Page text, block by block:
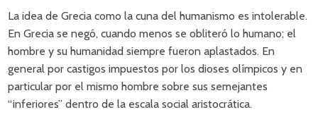
La idea de Grecia como la cuna del humanismo es intolerable.
En Grecia se negó, cuando menos se obliteró lo humano; el
hombre y su humanidad siempre fueron aplastados. En
general por castigos impuestos por los dioses olímpicos y en
particular por el mismo hombre sobre sus semejantes
“inferiores” dentro de la escala social aristocrática.